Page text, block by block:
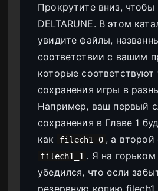
Прокрутите вниз, чтобы
DELTARUNE. В этом
увидите файлы,
соответствии с вашим
которые
сохранения игры в
Например, ваш первый
сохранения в Главе 1
как
filech1_0 , а
filech1_1 . Я на
убедился, что если
резервную копию